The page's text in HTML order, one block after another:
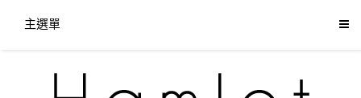
主選單